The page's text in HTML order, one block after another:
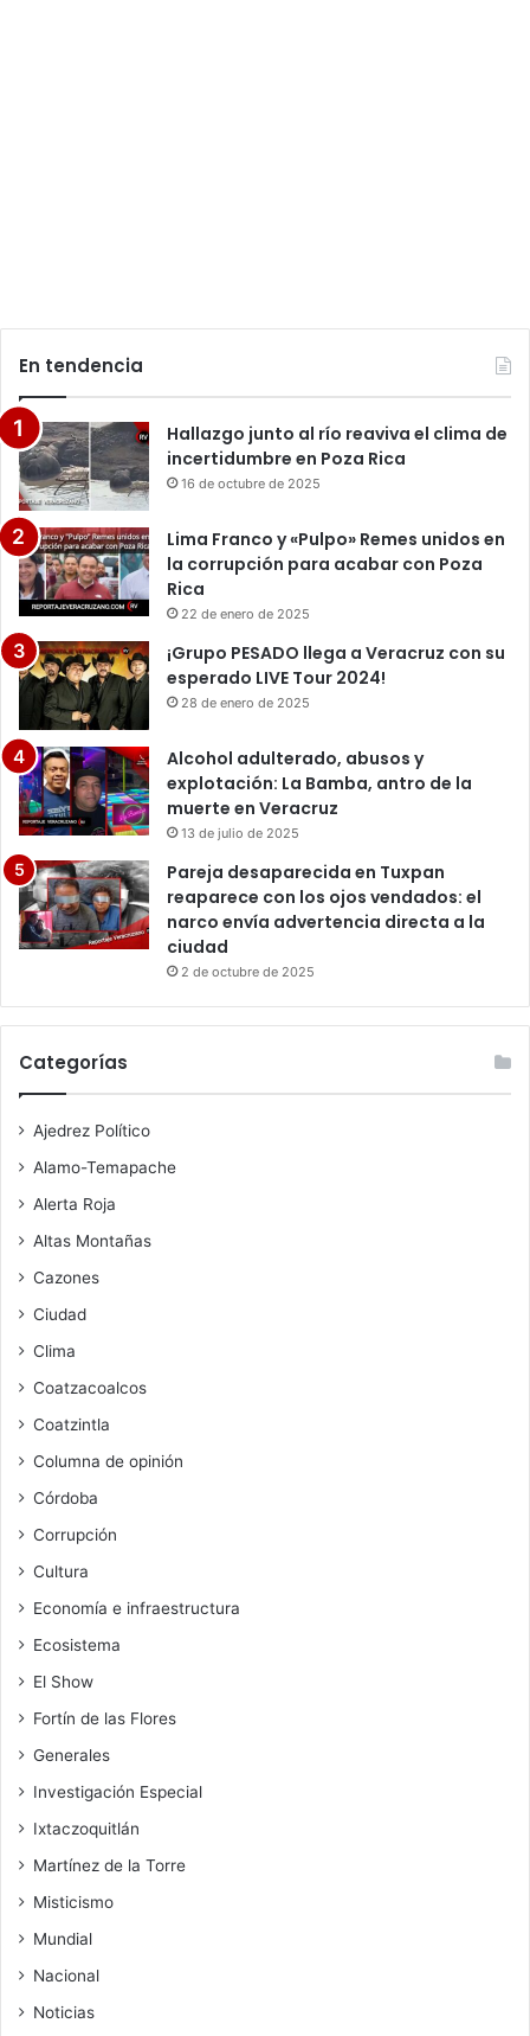
En tendencia
Hallazgo junto al río reaviva el clima de
incertidumbre en Poza Rica
16 de octubre de 2025
Lima Franco y «Pulpo» Remes unidos en
la corrupción para acabar con Poza
Rica
22 de enero de 2025
¡Grupo PESADO llega a Veracruz con su
esperado LIVE Tour 2024!
28 de enero de 2025
Alcohol adulterado, abusos y
explotación: La Bamba, antro de la
muerte en Veracruz
13 de julio de 2025
Pareja desaparecida en Tuxpan
reaparece con los ojos vendados: el
narco envía advertencia directa a la
ciudad
2 de octubre de 2025
Categorías
Ajedrez Político
Alamo-Temapache
Alerta Roja
Altas Montañas
Cazones
Ciudad
Clima
Coatzacoalcos
Coatzintla
Columna de opinión
Córdoba
Corrupción
Cultura
Economía e infraestructura
Ecosistema
El Show
Fortín de las Flores
Generales
Investigación Especial
Ixtaczoquitlán
Martínez de la Torre
Misticismo
Mundial
Nacional
Noticias